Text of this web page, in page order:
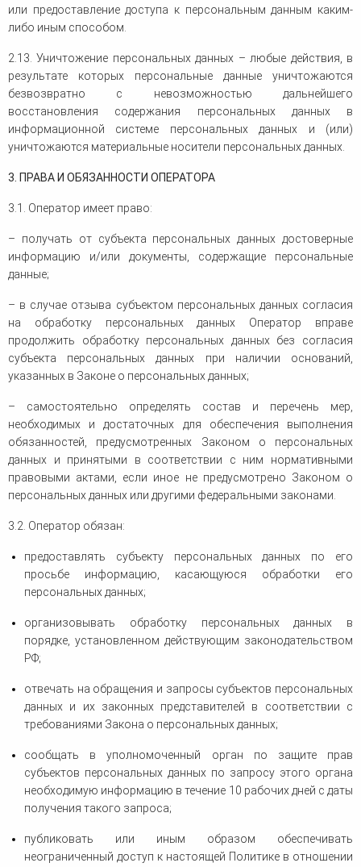
или предоставление доступа к персональным данным каким-
либо иным способом.
2.13. Уничтожение персональных данных – любые действия, в
результате которых персональные данные уничтожаются
безвозвратно с невозможностью дальнейшего
восстановления содержания персональных данных в
информационной системе персональных данных и (или)
уничтожаются материальные носители персональных данных.
3. ПРАВА И ОБЯЗАННОСТИ ОПЕРАТОРА
3.1. Оператор имеет право:
– получать от субъекта персональных данных достоверные
информацию и/или документы, содержащие персональные
данные;
– в случае отзыва субъектом персональных данных согласия
на обработку персональных данных Оператор вправе
продолжить обработку персональных данных без согласия
субъекта персональных данных при наличии оснований,
указанных в Законе о персональных данных;
– самостоятельно определять состав и перечень мер,
необходимых и достаточных для обеспечения выполнения
обязанностей, предусмотренных Законом о персональных
данных и принятыми в соответствии с ним нормативными
правовыми актами, если иное не предусмотрено Законом о
персональных данных или другими федеральными законами.
3.2. Оператор обязан:
предоставлять субъекту персональных данных по его
просьбе информацию, касающуюся обработки его
персональных данных;
организовывать обработку персональных данных в
порядке, установленном действующим законодательством
РФ;
отвечать на обращения и запросы субъектов персональных
данных и их законных представителей в соответствии с
требованиями Закона о персональных данных;
сообщать в уполномоченный орган по защите прав
субъектов персональных данных по запросу этого органа
необходимую информацию в течение 10 рабочих дней с даты
получения такого запроса;
публиковать или иным образом обеспечивать
неограниченный доступ к настоящей Политике в отношении